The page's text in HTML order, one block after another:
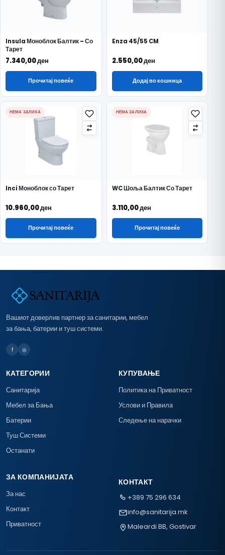
Insula Моноблок Балтик – Со
Тарет
7.340,00ден
Прочитај повеќе
Enza 45/55 CM
2.550,00ден
Додај во кошница
НЕМА ЗАЛИХА
Inci Моноблок со Тарет
10.960,00ден
Прочитај повеќе
НЕМА ЗАЛИХА
WC Шоља Балтик Со Тарет
3.110,00ден
Прочитај повеќе
Вашиот доверлив партнер за санитарии, мебел
за бања, батерии и туш системи.
f ◎
КАТЕГОРИИ
Санитарија
Мебел за Бања
Батерии
Туш Системи
Останати
КУПУВАЊЕ
Политика на Приватност
Услови и Правила
Следење на нарачки
ЗА КОМПАНИЈАТА
За нас
Контакт
Приватност
КОНТАКТ
+389 75 296 634
info@sanitarija.mk
Maleardi BB, Gostivar